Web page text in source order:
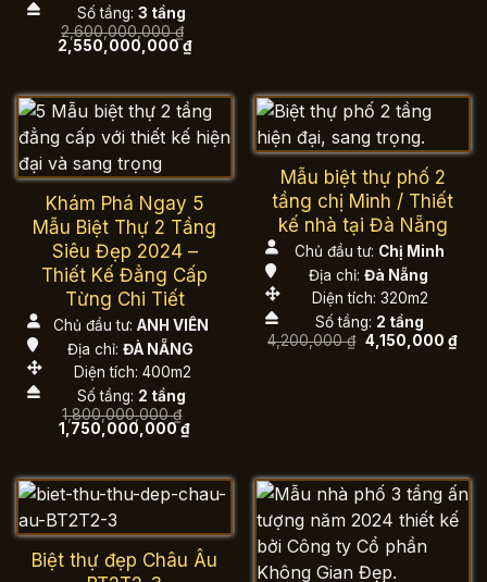
Số tầng: 3 tầng
2,600,000,000₫
Giá
gốc
2,550,000,000₫Giá
hiện
2,550,000,000 ₫.
Khám Phá Ngay 5
Mẫu Biệt Thự 2 Tầng
Siêu Đẹp 2024 –
Thiết Kế Đẳng Cấp
Từng Chi Tiết
Chủ đầu tư: ANH VIÊN
Địa chỉ: ĐÀ NẴNG
Diện tích: 400m2
Số tầng: 2 tầng
1,800,000,000₫
Giá
gốc
1,750,000,000₫Giá
1,750,000,000 ₫.
Mẫu biệt thự phố 2
tầng chị Minh / Thiết
kế nhà tại Đà Nẵng
Chủ đầu tư: Chị Minh
Địa chỉ: Đà Nẵng
Diện tích: 320m2
Số tầng: 2 tầng
4,200,000₫ Giá
gốc
4,150,000 ₫Giá
hiện
Biệt thự đẹp Châu Âu